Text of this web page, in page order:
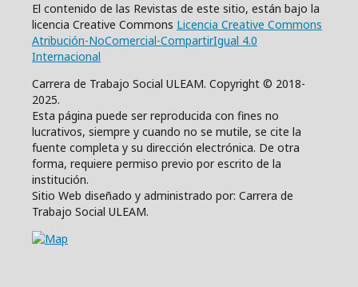
El contenido de las Revistas de este sitio, están bajo la
licencia Creative Commons Licencia Creative Commons
Atribución-NoComercial-CompartirIgual 4.0
Internacional
Carrera de Trabajo Social ULEAM. Copyright © 2018-
2025.
Esta página puede ser reproducida con fines no
lucrativos, siempre y cuando no se mutile, se cite la
fuente completa y su dirección electrónica. De otra
forma, requiere permiso previo por escrito de la
institución.
Sitio Web diseñado y administrado por: Carrera de
Trabajo Social ULEAM.